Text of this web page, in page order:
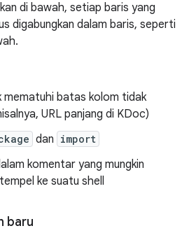
di bawah, setiap baris yang
digabungkan dalam baris, seperti
mematuhi batas kolom tidak
URL panjang di KDoc)
dan import
komentar yang mungkin
ke suatu shell
baru